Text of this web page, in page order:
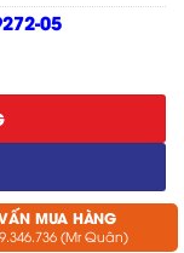
05
số lượng
MUA HÀNG
(Mr Quân)